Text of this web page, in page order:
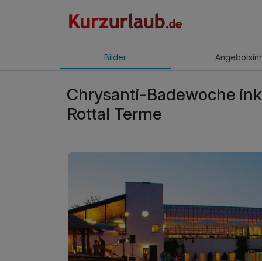
Bilder Angebot
Chrysanti-Badewoche
Rottal Terme